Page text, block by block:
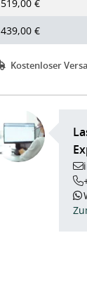
519,00 €
439,00 €
Kostenloser